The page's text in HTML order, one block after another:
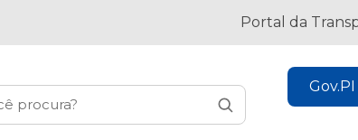
Portal da